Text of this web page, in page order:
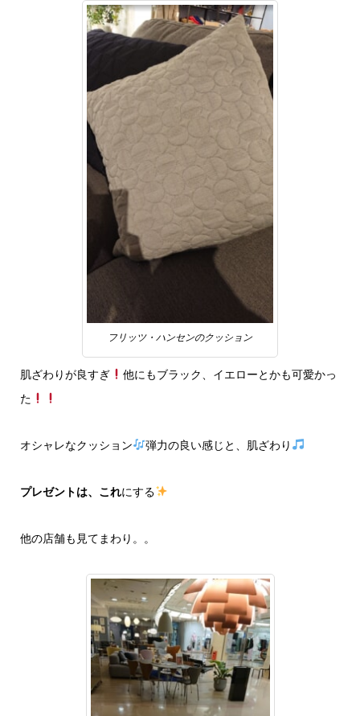
フリッツ・ハンセンのクッション
肌ざわりが良すぎ
他にもブラック、イエローとかも可愛かっ
た
オシャレなクッション 弾力の良い感じと、肌ざわり
プレゼントは、これにする
他の店舗も見てまわり。。